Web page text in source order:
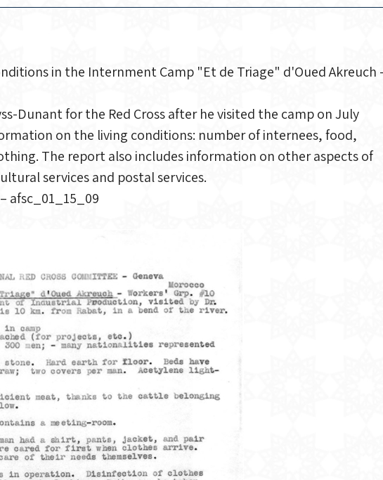
in the Internment Camp "Et de Triage" d'Oued Akreuch
Dunant for the Red Cross after he visited the camp on July
on the living conditions: number of internees, food,
The report also includes information on other aspects of
services and postal services.
afsc_01_15_09